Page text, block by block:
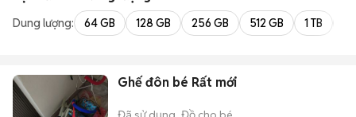
Dung lượng: 64 GB 128 GB 256 GB 512 GB 1 TB
Ghế đôn bé Rất mới